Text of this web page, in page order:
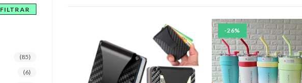
-26%
FILTRAR
(85)
(6)